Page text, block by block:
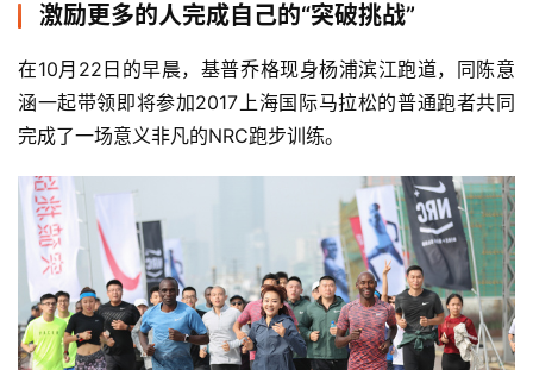
激励更多的人完成自己的“突破挑战”
在10月22日的早晨，基普乔格现身杨浦滨江跑道，同陈意
涵一起带领即将参加2017上海国际马拉松的普通跑者共同
完成了一场意义非凡的NRC跑步训练。